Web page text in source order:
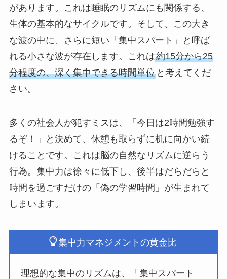
があります。これは睡眠のリズムにも関係する、
生体の基本的なサイクルです。そして、この大き
な波の中に、さらに短い「集中スパート」と呼ば
れる小さな波が存在します。これは約15分から25
分程度の、深く集中できる時間単位と考えてくだ
さい。
多くの社会人が犯すミスは、「今日は2時間勉強す
るぞ！」と決めて、休憩も取らずに机に向かい続
けることです。これは脳の自然なリズムに逆らう
行為。集中力は徐々に低下し、後半はだらだらと
時間を過ごすだけの「偽の学習時間」が生まれて
しまいます。
集中力マネジメントの黄金比
理想的な集中のリズムは、「集中スパート